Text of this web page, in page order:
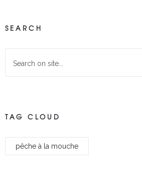
SEARCH
TAG CLOUD
pêche à la mouche